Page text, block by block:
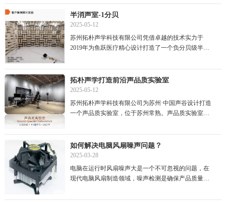
半消声室-1分贝
2025-05-12
苏州拓朴声学科技有限公司凭借卓越的技术实力于
2019年为鱼跃医疗精心设计打造了一个负分贝级半消
拓朴声学打造前沿声品质实验室
2025-05-12
苏州拓朴声学科技有限公司为苏州·中国声谷设计打造
一个声品质实验室，位于苏州常熟。声品质实验室到
如何解决电脑风扇噪声问题？
2025-03-28
电脑在运行时风扇噪声大是一个不可忽视的问题，在
现代电脑风扇制造领域，噪声检测是确保产品质量和